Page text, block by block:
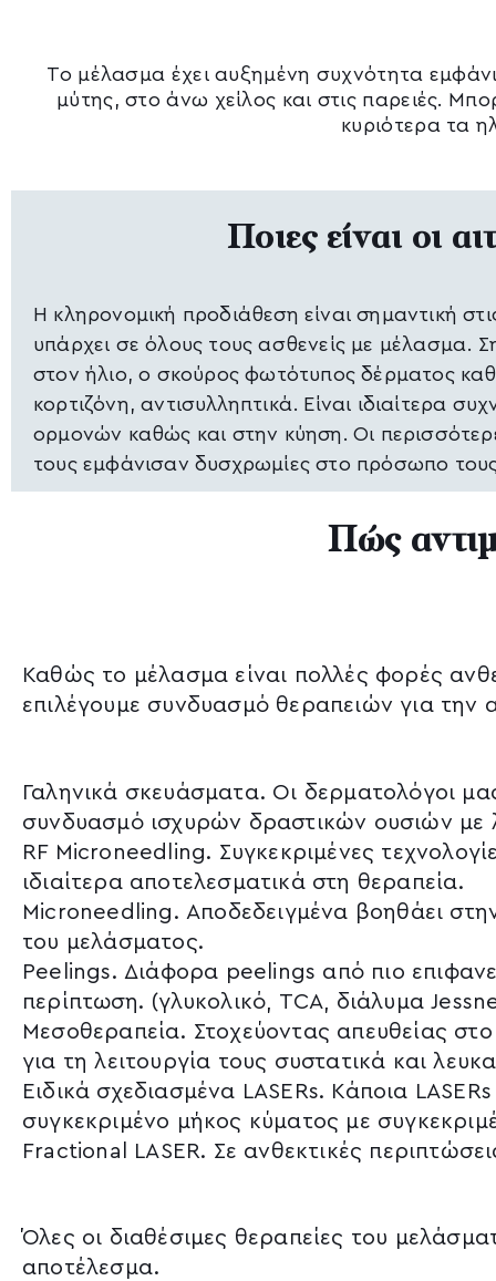
Το μέλασμα έχει αυξημένη συχνότητα
μύτης, στο άνω χείλος και στις παρειές.
κυριότερα τα
Ποιες είναι οι
Η κληρονομική προδιάθεση είναι σημαντική
υπάρχει σε όλους τους ασθενείς με μέλασμα.
στον ήλιο, ο σκούρος φωτότυπος δέρματος
κορτιζόνη, αντισυλληπτικά. Είναι ιδιαίτερα
ορμονών καθώς και στην κύηση. Οι
τους εμφάνισαν δυσχρωμίες στο πρόσωπο
Πώς
Καθώς το μέλασμα είναι πολλές φορές
επιλέγουμε συνδυασμό θεραπειών για την
Γαληνικά σκευάσματα. Οι δερματολόγοι
συνδυασμό ισχυρών δραστικών ουσιών με
RF Microneedling. Συγκεκριμένες
ιδιαίτερα αποτελεσματικά στη θεραπεία.
Microneedling. Αποδεδειγμένα βοηθάει
του μελάσματος.
Peelings. Διάφορα peelings από πιο
περίπτωση. (γλυκολικό, TCA, διάλυμα
Μεσοθεραπεία. Στοχεύοντας απευθείας
για τη λειτουργία τους συστατικά και
Ειδικά σχεδιασμένα LASERs. Κάποια
συγκεκριμένο μήκος κύματος με
Fractional LASER. Σε ανθεκτικές
Όλες οι διαθέσιμες θεραπείες του
αποτέλεσμα.